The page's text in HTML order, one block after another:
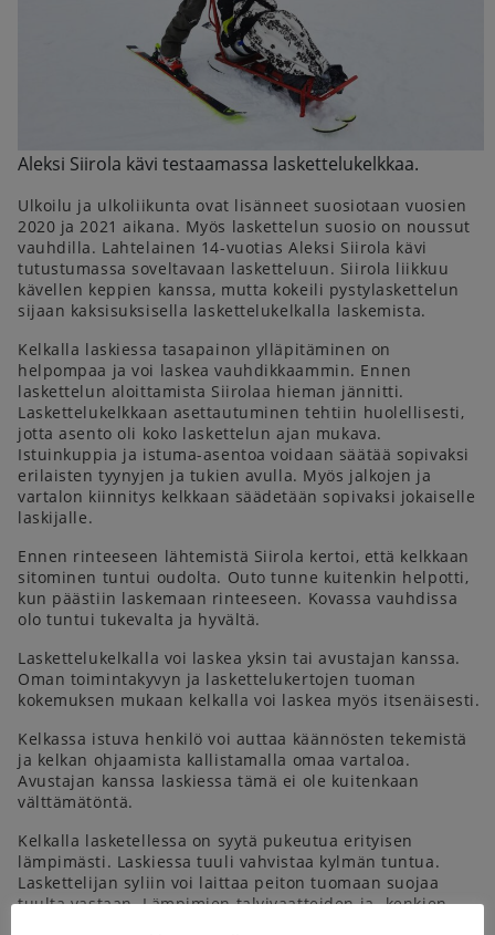
Aleksi Siirola kävi testaamassa laskettelukelkkaa.
Ulkoilu ja ulkoliikunta ovat lisänneet suosiotaan vuosien
2020 ja 2021 aikana. Myös laskettelun suosio on noussut
vauhdilla. Lahtelainen 14-vuotias Aleksi Siirola kävi
tutustumassa soveltavaan lasketteluun. Siirola liikkuu
kävellen keppien kanssa, mutta kokeili pystylaskettelun
sijaan kaksisuksisella laskettelukelkalla laskemista.
Kelkalla laskiessa tasapainon ylläpitäminen on
helpompaa ja voi laskea vauhdikkaammin. Ennen
laskettelun aloittamista Siirolaa hieman jännitti.
Laskettelukelkkaan asettautuminen tehtiin huolellisesti,
jotta asento oli koko laskettelun ajan mukava.
Istuinkuppia ja istuma-asentoa voidaan säätää sopivaksi
erilaisten tyynyjen ja tukien avulla. Myös jalkojen ja
vartalon kiinnitys kelkkaan säädetään sopivaksi jokaiselle
laskijalle.
Ennen rinteeseen lähtemistä Siirola kertoi, että kelkkaan
sitominen tuntui oudolta. Outo tunne kuitenkin helpotti,
kun päästiin laskemaan rinteeseen. Kovassa vauhdissa
olo tuntui tukevalta ja hyvältä.
Laskettelukelkalla voi laskea yksin tai avustajan kanssa.
Oman toimintakyvyn ja laskettelukertojen tuoman
kokemuksen mukaan kelkalla voi laskea myös itsenäisesti.
Kelkassa istuva henkilö voi auttaa käännösten tekemistä
ja kelkan ohjaamista kallistamalla omaa vartaloa.
Avustajan kanssa laskiessa tämä ei ole kuitenkaan
välttämätöntä.
Kelkalla lasketellessa on syytä pukeutua erityisen
lämpimästi. Laskiessa tuuli vahvistaa kylmän tuntua.
Laskettelijan syliin voi laittaa peiton tuomaan suojaa
tuulta vastaan. Lämpimien talvivaatteiden ja -kenkien